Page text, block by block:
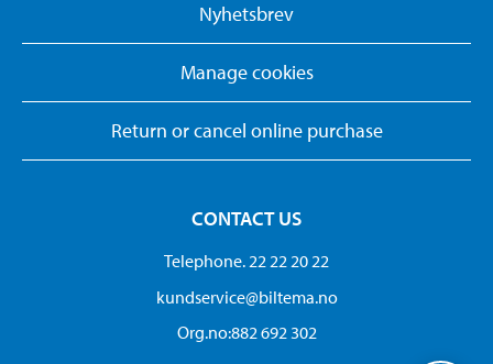
Nyhetsbrev
Manage cookies
Return or cancel online purchase
CONTACT US
Telephone. 22 22 20 22
kundservice@biltema.no
Org.no:882 692 302